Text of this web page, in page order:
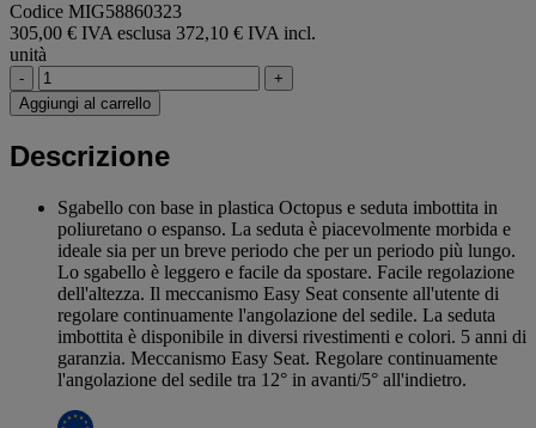
Codice MIG58860323
305,00 € IVA esclusa 372,10 € IVA incl.
unità
-
+
Aggiungi al carrello
Descrizione
Sgabello con base in plastica Octopus e seduta imbottita in
poliuretano o espanso. La seduta è piacevolmente morbida e
ideale sia per un breve periodo che per un periodo più lungo.
Lo sgabello è leggero e facile da spostare. Facile regolazione
dell'altezza. Il meccanismo Easy Seat consente all'utente di
regolare continuamente l'angolazione del sedile. La seduta
imbottita è disponibile in diversi rivestimenti e colori. 5 anni di
garanzia. Meccanismo Easy Seat. Regolare continuamente
l'angolazione del sedile tra 12° in avanti/5° all'indietro.